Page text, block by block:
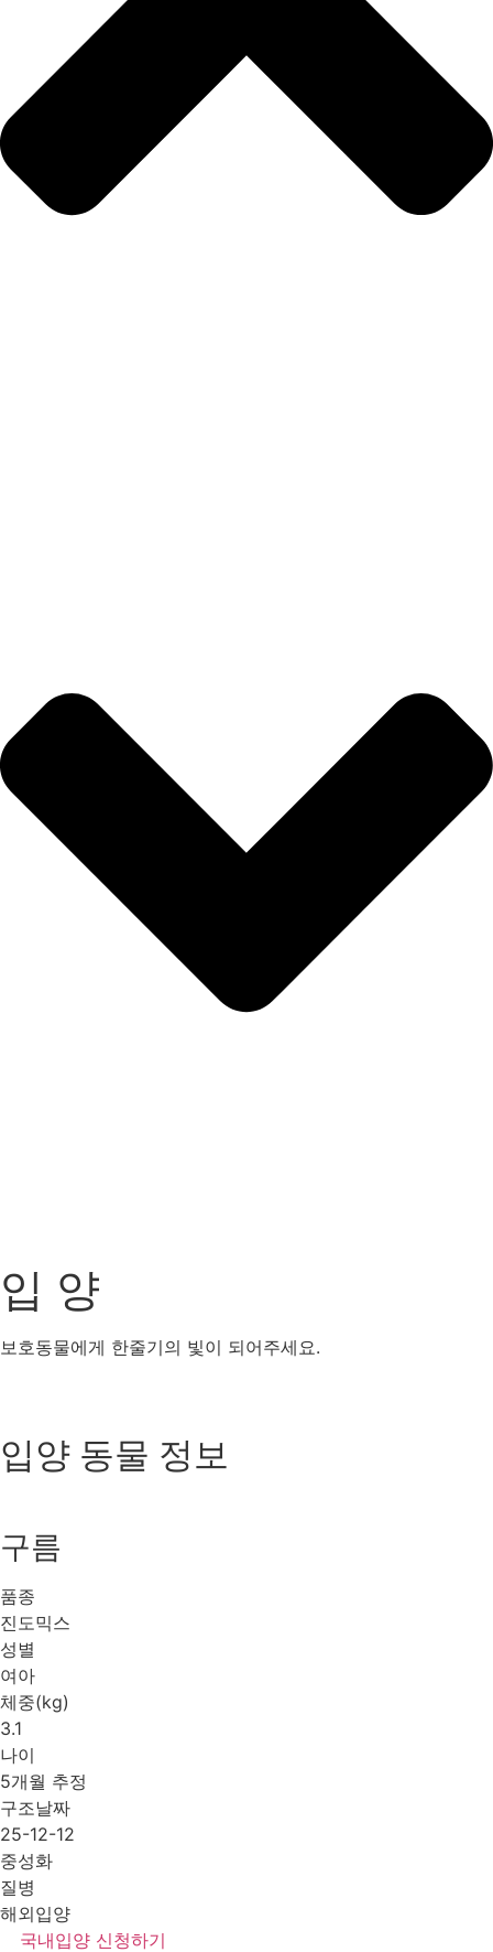
입 양
보호동물에게 한줄기의 빛이 되어주세요.
입양 동물 정보
구름
품종
진도믹스
성별
여아
체중(kg)
3.1
나이
5개월 추정
구조날짜
25-12-12
중성화
질병
해외입양
국내입양 신청하기